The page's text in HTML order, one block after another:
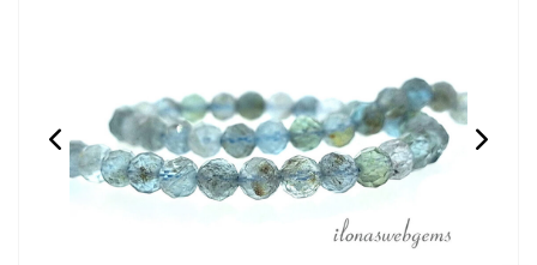
Azuriet kralen facet
rond ca. 3mm
Apatiet kralen facet
rond ca. 8mm
100% Natuurlijk
Streng ca. 38cm
Rijggat ca. 0.6mm
€20,95
€17,31